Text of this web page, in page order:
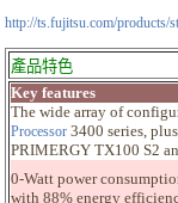
http://ts.fujitsu.com/products/
產品特色
Key features
The wide array of
Processor 3400 series,
PRIMERGY TX100 S2
0-Watt power
with 88% energy